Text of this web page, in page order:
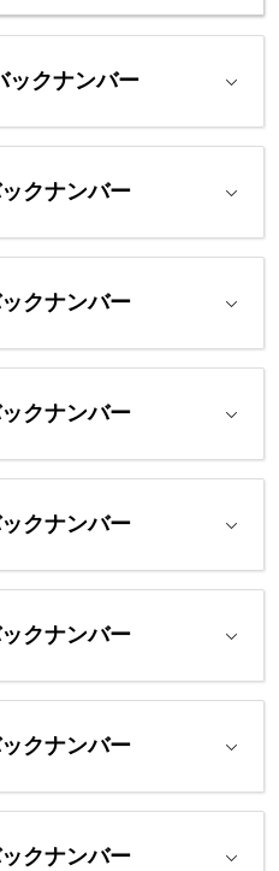
ックナンバー
クナンバー
クナンバー
クナンバー
クナンバー
クナンバー
クナンバー
クナンバー